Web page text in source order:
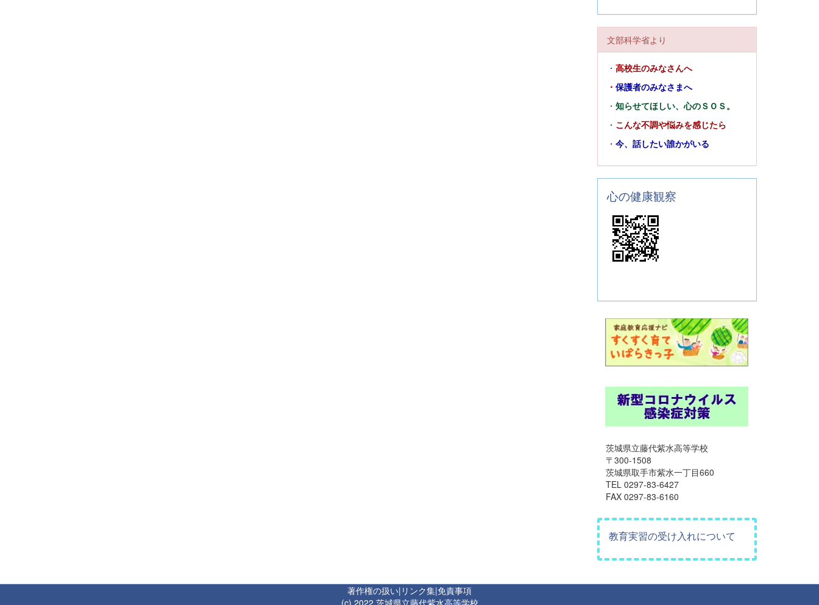
文部科学省より
・ 高校生のみなさんへ
・ 保護者のみなさまへ
・ 知らせてほしい、心のＳＯＳ。
・ こんな不調や悩みを感じたら
・ 今、話したい誰かがいる
心の健康観察
茨城県立藤代紫水高等学校
〒300-1508
茨城県取手市紫水一丁目660
TEL 0297-83-6427
FAX 0297-83-6160
教育実習の受け入れについて
著作権の扱い| リンク集|免責事項